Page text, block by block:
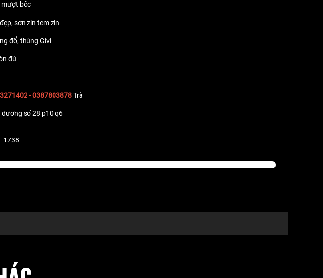
mượt bốc
sơn zin tem zin
đổ, thùng Givi
đủ
- 0387803878Trà
đường số 28 p10 q6
1738